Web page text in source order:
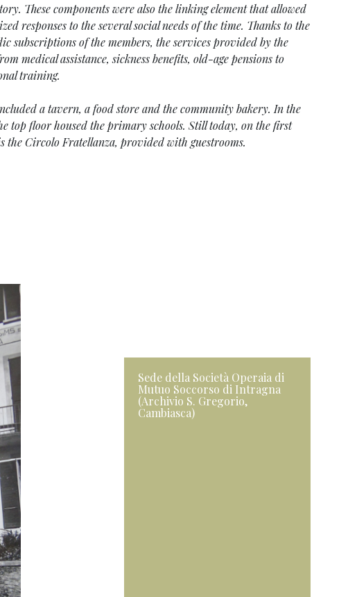
These components were also the linking element that allowed
responses to the several social needs of the time. Thanks to the
subscriptions of the members, the services provided by the
medical assistance, sickness benefits, old-age pensions to
training.
a tavern, a food store and the community bakery. In the
top floor housed the primary schools. Still today, on the first
the Circolo Fratellanza, provided with guestrooms.
Sede della Società Operaia di
Mutuo Soccorso di Intragna
(Archivio S. Gregorio,
Cambiasca)